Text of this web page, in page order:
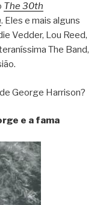
The 30th
. Eles e mais alguns
Vedder, Lou Reed,
The Band,
George Harrison?
e a fama